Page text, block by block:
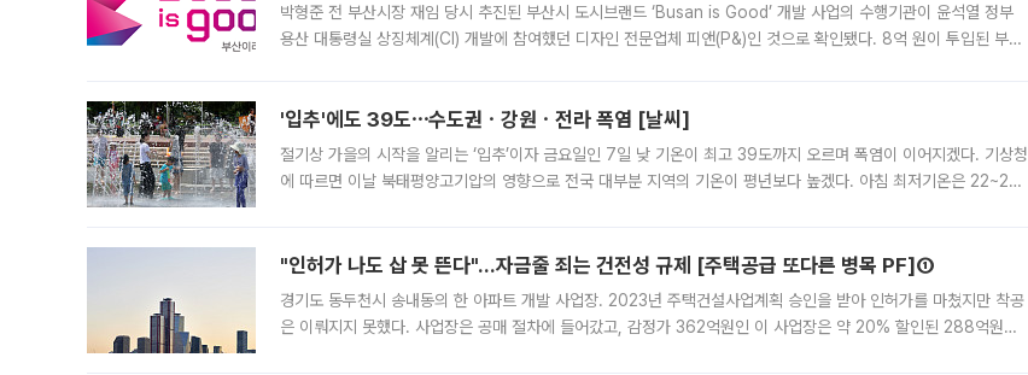
박형준 전 부산시장 재임 당시 추진된 부산시 도시브랜드 ‘Busan is Good’ 개발 사업의 수행기관이 윤석열 정부
용산 대통령실 상징체계(CI) 개발에 참여했던 디자인 전문업체 피앤(P&)인 것으로 확인됐다. 8억 원이 투입된 부산
'입추'에도 39도⋯수도권ㆍ강원ㆍ전라 폭염 [날씨]
절기상 가을의 시작을 알리는 ‘입추’이자 금요일인 7일 낮 기온이 최고 39도까지 오르며 폭염이 이어지겠다. 기상청
에 따르면 이날 북태평양고기압의 영향으로 전국 대부분 지역의 기온이 평년보다 높겠다. 아침 최저기온은 22~27
"인허가 나도 삽 못 뜬다"…자금줄 죄는 건전성 규제 [주택공급 또다른 병목 PF]①
경기도 동두천시 송내동의 한 아파트 개발 사업장. 2023년 주택건설사업계획 승인을 받아 인허가를 마쳤지만 착공
은 이뤄지지 못했다. 사업장은 공매 절차에 들어갔고, 감정가 362억원인 이 사업장은 약 20% 할인된 288억원에